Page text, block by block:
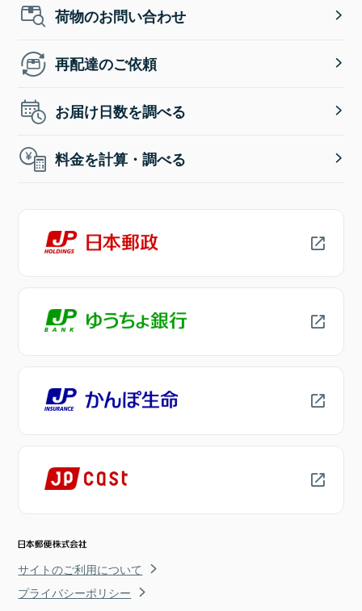
荷物のお問い合わせ
再配達のご依頼
お届け日数を調べる
料金を計算・調べる
サイトのご利用について
プライバシーポリシー